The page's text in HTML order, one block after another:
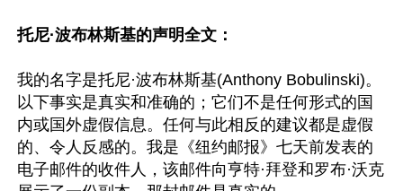
托尼·波布林斯基的声明全文：
我的名字是托尼·波布林斯基(Anthony Bobulinski)。
以下事实是真实和准确的；它们不是任何形式的国
内或国外虚假信息。任何与此相反的建议都是虚假
的、令人反感的。我是《纽约邮报》七天前发表的
电子邮件的收件人，该邮件向亨特·拜登和罗布·沃克